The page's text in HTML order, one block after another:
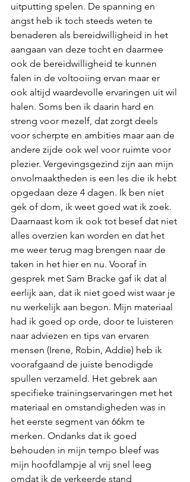
uitputting spelen. De spanning en
angst heb ik toch steeds weten te
benaderen als bereidwilligheid in het
aangaan van deze tocht en daarmee
ook de bereidwilligheid te kunnen
falen in de voltooiing ervan maar er
ook altijd waardevolle ervaringen uit wil
halen. Soms ben ik daarin hard en
streng voor mezelf, dat zorgt deels
voor scherpte en ambities maar aan de
andere zijde ook wel voor ruimte voor
plezier. Vergevingsgezind zijn aan mijn
onvolmaaktheden is een les die ik hebt
opgedaan deze 4 dagen. Ik ben niet
gek of dom, ik weet goed wat ik zoek.
Daarnaast kom ik ook tot besef dat niet
alles overzien kan worden en dat het
me weer terug mag brengen naar de
taken in het hier en nu. Vooraf in
gesprek met Sam Bracke gaf ik dat al
eerlijk aan, dat ik niet goed wist waar je
nu werkelijk aan begon. Mijn materiaal
had ik goed op orde, door te luisteren
naar adviezen en tips van ervaren
mensen (Irene, Robin, Addie) heb ik
voorafgaand de juiste benodigde
spullen verzameld. Het gebrek aan
specifieke trainingservaringen met het
materiaal en omstandigheden was in
het eerste segment van 66km te
merken. Ondanks dat ik goed
behouden in mijn tempo bleef was
mijn hoofdlampje al vrij snel leeg
omdat ik de verkeerde stand